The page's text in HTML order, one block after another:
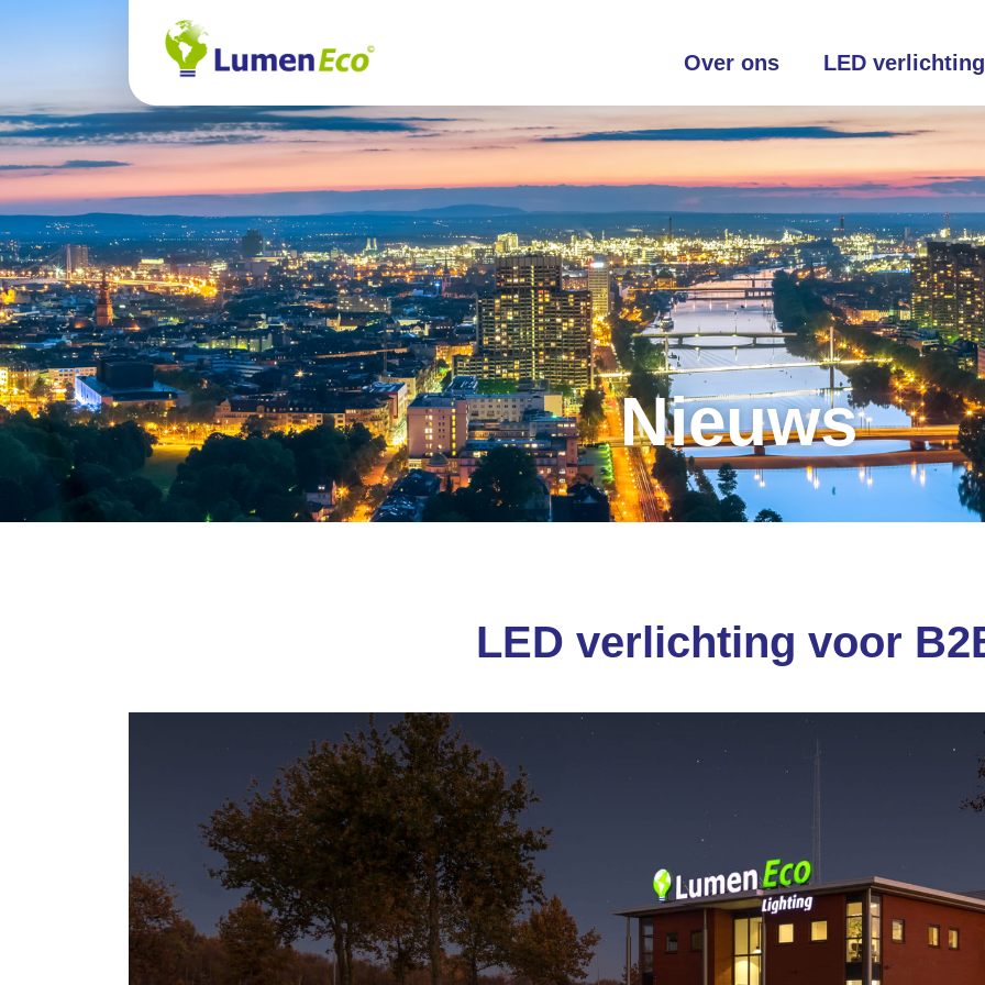
Over ons LED verlichting
Nieuws
LED verlichting voor